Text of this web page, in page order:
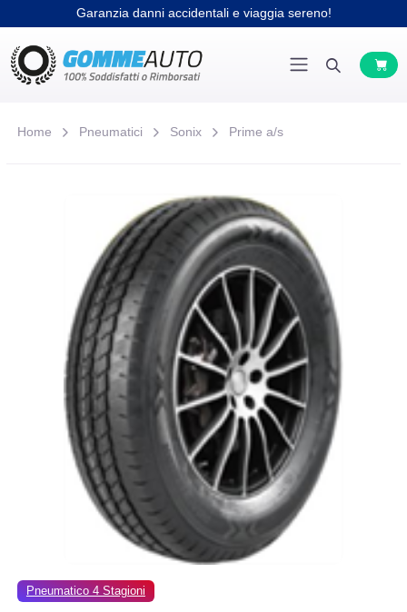
Home Pneumatici Sonix Prime a/s
Pneumatico 4 Stagioni